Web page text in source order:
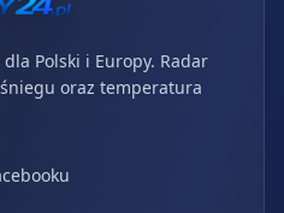
Polski i Europy. Radar
oraz temperatura